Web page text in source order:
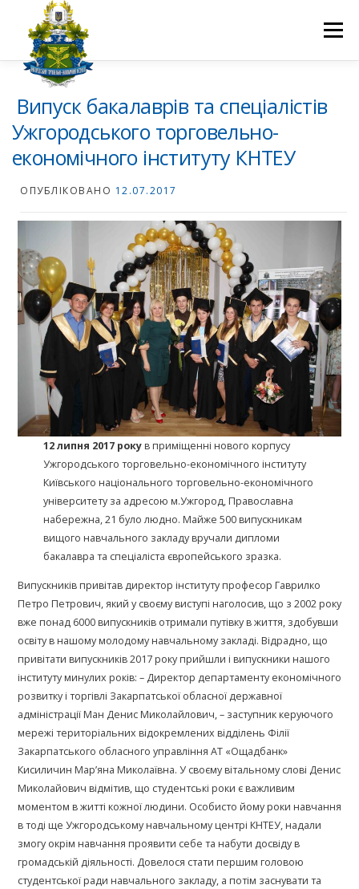
Меню
ПРО НАС
ВСТУП 2026 ВОЛОНТЕРСТВО КОНТАКТИ
Випуск бакалаврів та спеціалістів
Ужгородського торговельно-
економічного інституту КНТЕУ
ОПУБЛІКОВАНО 12.07.2017
12 липня 2017 року в приміщенні нового корпусу
Ужгородського торговельно-економічного інституту
Київського національного торговельно-економічного
університету за адресою м.Ужгород, Православна
набережна, 21 було людно. Майже 500 випускникам
вищого навчального закладу вручали дипломи
бакалавра та спеціаліста європейського зразка.
Випускників привітав директор інституту професор Гаврилко
Петро Петрович, який у своєму виступі наголосив, що з 2002 року
вже понад 6000 випускників отримали путівку в життя, здобувши
освіту в нашому молодому навчальному закладі. Відрадно, що
привітати випускників 2017 року прийшли і випускники нашого
інституту минулих років: – Директор департаменту економічного
розвитку і торгівлі Закарпатської обласної державної
адміністрації Ман Денис Миколайлович, – заступник керуючого
мережі територіальних відокремлених відділень Філії
Закарпатського обласного управління АТ «Ощадбанк»
Кисиличин Мар’яна Миколаївна. У своєму вітальному слові Денис
Миколайович відмітив, що студентські роки є важливим
моментом в житті кожної людини. Особисто йому роки навчання
в тоді ще Ужгородському навчальному центрі КНТЕУ, надали
змогу окрім навчання проявити себе та набути досвіду в
громадській діяльності. Довелося стати першим головою
студентської ради навчального закладу, а потім заснувати та